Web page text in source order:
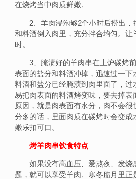
在烧烤当中肉质鲜嫩。
2、羊肉浸泡够2个小时后捞出，
和料酒倒入肉里，充分拌合均匀。让
时。
3、腌渍好的羊肉串在上炉碳烤前
表面的盐分和料酒冲掉，迅速过一下
料酒和盐分已经腌渍到肉里面了，过
易把肉表面的料酒烤变味，要去掉表
原因，就是肉表面有水分，肉不会很
分多的话，里面肉质在碳烤时会变成
嫩乐扣可口。
烤羊肉串饮食特点
如果没有高血压、爱熬夜、发烧
题，就可以享受羊肉。寒冬腊月里正